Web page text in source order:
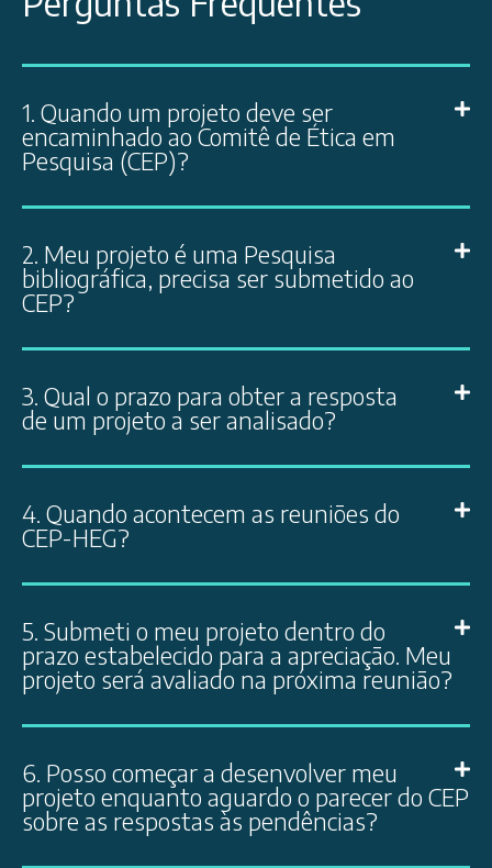
1. Quando um projeto deve ser
encaminhado ao Comitê de Ética em
Pesquisa (CEP)?
2. Meu projeto é uma Pesquisa
bibliográfica, precisa ser submetido ao
CEP?
3. Qual o prazo para obter a resposta
de um projeto a ser analisado?
4. Quando acontecem as reuniões do
CEP-HEG?
5. Submeti o meu projeto dentro do
prazo estabelecido para a apreciação. Meu
projeto será avaliado na próxima reunião?
6. Posso começar a desenvolver meu
projeto enquanto aguardo o parecer do CEP
sobre as respostas às pendências?